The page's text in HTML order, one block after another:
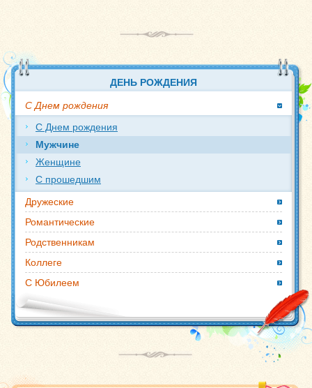
ДЕНЬ РОЖДЕНИЯ
С Днем рождения
С Днем рождения
Мужчине
Женщине
С прошедшим
Дружеские
Романтические
Родственникам
Коллеге
С Юбилеем